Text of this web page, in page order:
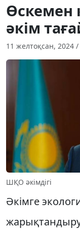
Өскемен
әкім
11 желтоқсан, 2024 /
ШҚО әкімдігі
Әкімге
жарықтандыру